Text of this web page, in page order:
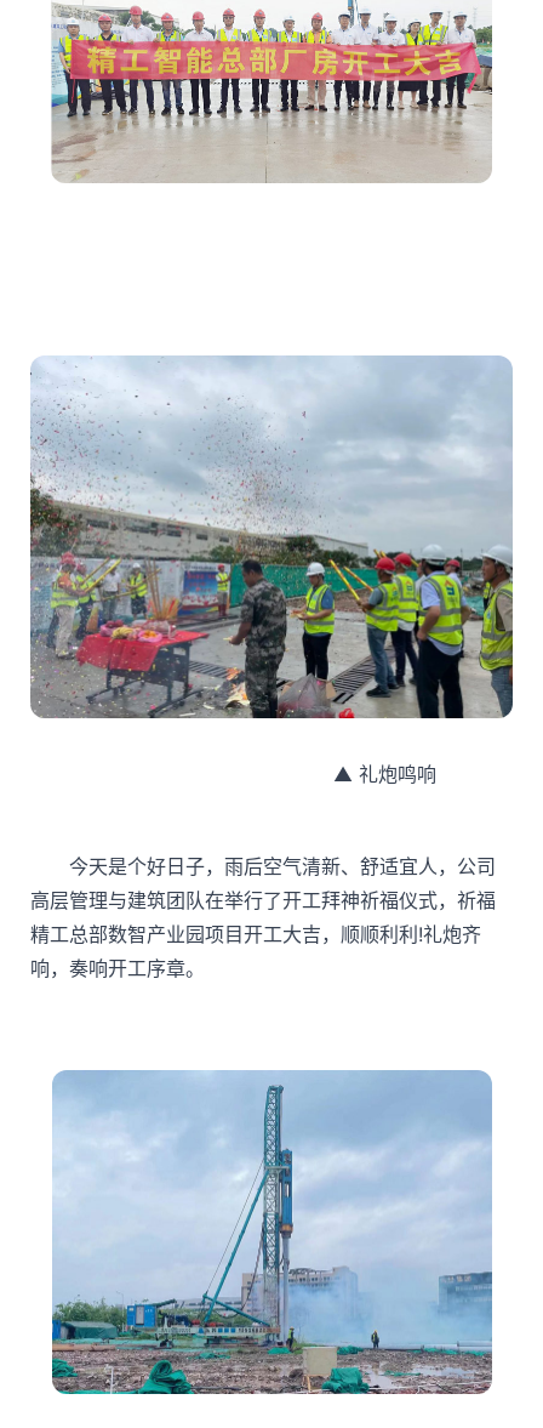
▲ 礼炮鸣响
今天是个好日子，雨后空气清新、舒适宜人，公司
高层管理与建筑团队在举行了开工拜神祈福仪式，祈福
精工总部数智产业园项目开工大吉，顺顺利利!礼炮齐
响，奏响开工序章。